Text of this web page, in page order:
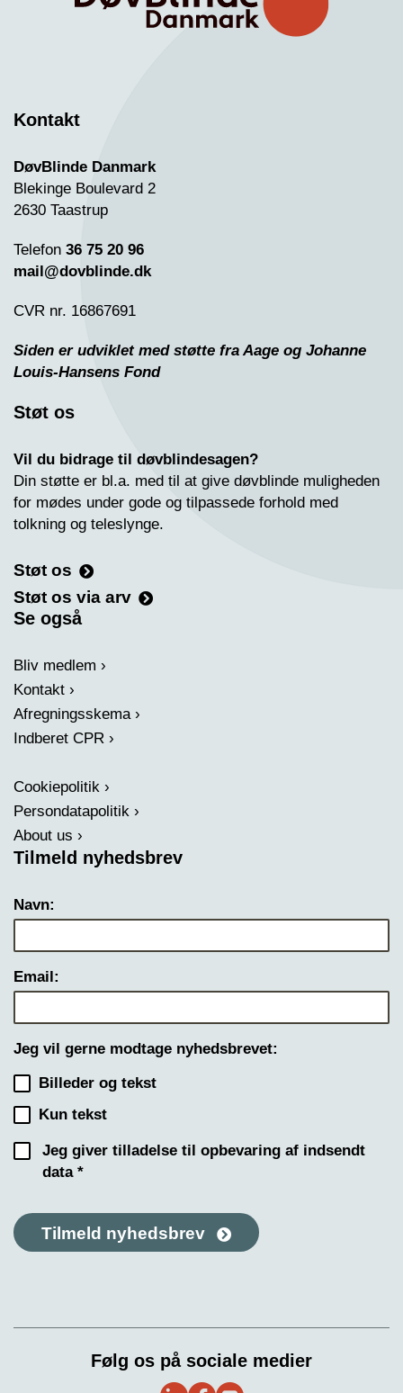
Kontakt
DøvBlinde Danmark
Blekinge Boulevard 2
2630 Taastrup
Telefon 36 75 20 96
mail@dovblinde.dk
CVR nr. 16867691
Siden er udviklet med støtte fra Aage og Johanne
Louis-Hansens Fond
Støt os
Vil du bidrage til døvblindesagen?
Din støtte er bl.a. med til at give døvblinde muligheden
for mødes under gode og tilpassede forhold med
tolkning og teleslynge.
Støt os
Støt os via arv
Se også
Bliv medlem
Kontakt
Afregningsskema
Indberet CPR
Cookiepolitik
Persondatapolitik
About us
Tilmeld nyhedsbrev
Navn:
Email:
Jeg vil gerne modtage nyhedsbrevet:
Billeder og tekst
Kun tekst
Jeg giver tilladelse til opbevaring af indsendt
data *
Tilmeld nyhedsbrev
Følg os på sociale medier